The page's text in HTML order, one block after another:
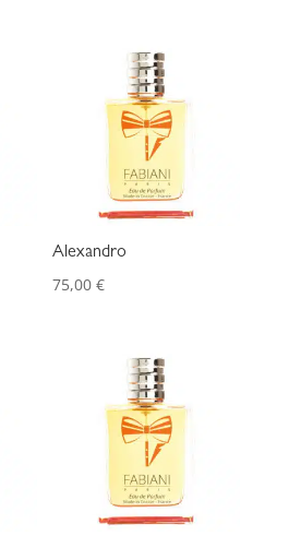
Alexandro
75,00€